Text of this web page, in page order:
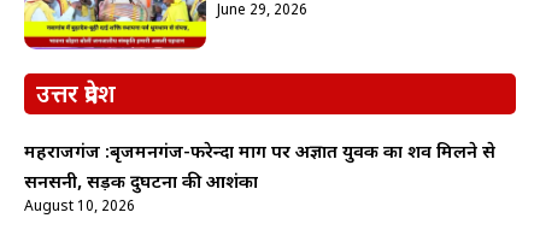
June 29, 2026
उत्तर प्रदेश
महराजगंज :बृजमनगंज-फरेन्दा मार्ग पर अज्ञात युवक का शव मिलने से
सनसनी, सड़क दुर्घटना की आशंका
August 10, 2026